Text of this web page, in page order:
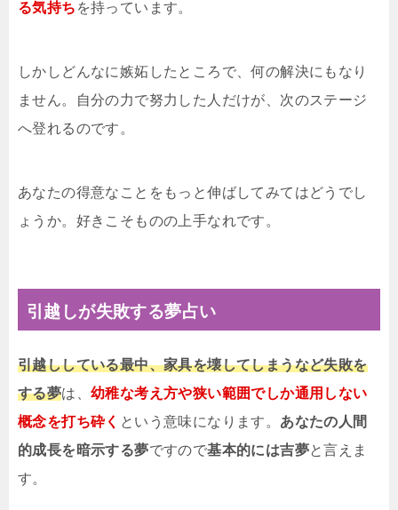
る気持ち を持っています。
しかしどんなに嫉妬したところで、何の解決にもなり
ません。自分の力で努力した人だけが、次のステージ
へ登れるのです。
あなたの得意なことをもっと伸ばしてみてはどうでし
ょうか。好きこそものの上手なれです。
引越しが失敗する夢占い
引越ししている最中、家具を壊してしまうなど失敗を
する夢は、幼稚な考え方や狭い範囲でしか通用しない
概念を打ち砕く という意味になります。 あなたの人間
的成長を暗示する夢ですので基本的には吉夢と言えま
す。